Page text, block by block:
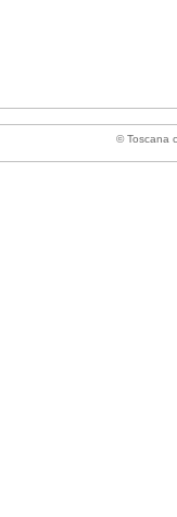
© Toscana